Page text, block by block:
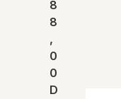
8
8
,
0
0
D